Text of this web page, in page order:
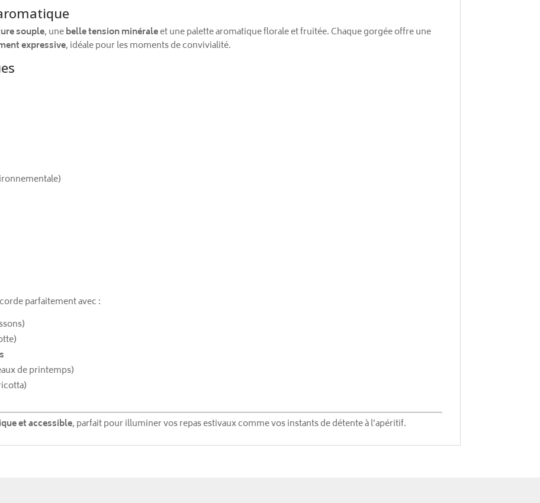
souple, unebelle tension minéraleet une palette aromatique florale et fruitée. Chaque gorgée offre une
expressive, idéale pour les moments de convivialité.
parfaitement avec :
de printemps)
et accessible, parfait pour illuminer vos repas estivaux comme vos instants de détente à l’apéritif.